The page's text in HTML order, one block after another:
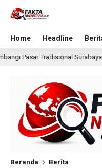
Home Headline
Agenda dengan Gala
Beranda Berita